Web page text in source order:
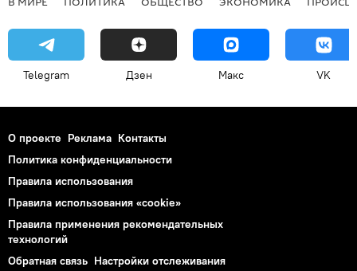
Telegram Дзен Макс VK
О проекте Реклама Контакты
Политика конфиденциальности
Правила использования
Правила использования «cookie»
Правила применения рекомендательных
технологий
Обратная связь Настройки отслеживания